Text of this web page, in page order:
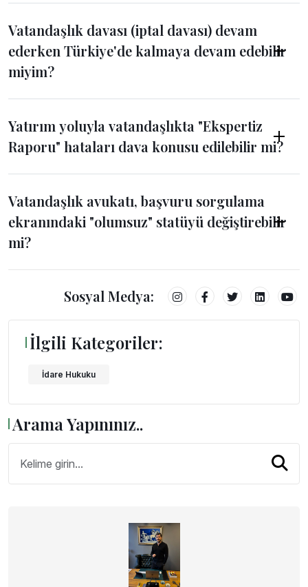
Vatandaşlık davası (iptal davası) devam
ederken Türkiye'de kalmaya devam edebilir
miyim?
Yatırım yoluyla vatandaşlıkta "Ekspertiz
Raporu" hataları dava konusu edilebilir mi?
Vatandaşlık avukatı, başvuru sorgulama
ekranındaki "olumsuz" statüyü değiştirebilir
mi?
Sosyal Medya:
İlgili Kategoriler:
İdare Hukuku
Arama Yapınınız..